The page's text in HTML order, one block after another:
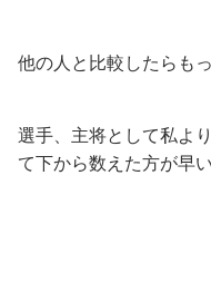
他の人と比較したらも
選手、主将として私よ
て下から数えた方が早い